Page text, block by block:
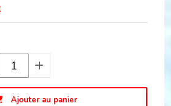
Ajouter au panier